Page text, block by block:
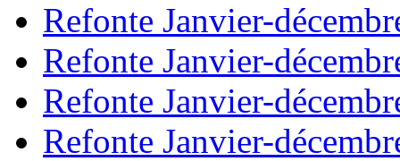
Refonte Janvier-
Refonte Janvier-
Refonte Janvier-
Refonte Janvier-